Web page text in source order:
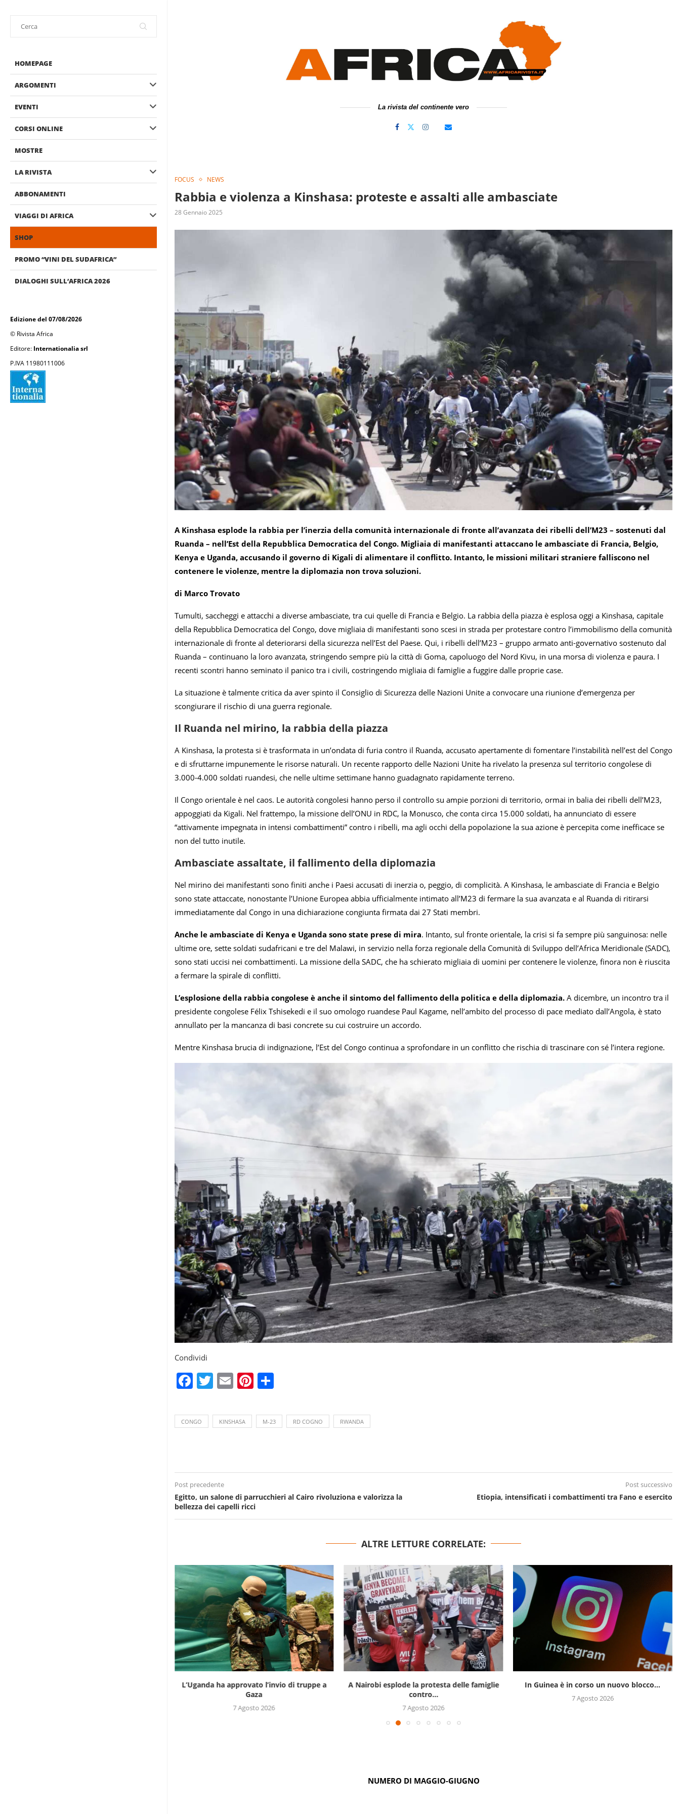
HOMEPAGE
ARGOMENTI
EVENTI
CORSI ONLINE
MOSTRE
LA RIVISTA
ABBONAMENTI
VIAGGI DI AFRICA
SHOP
PROMO “VINI DEL SUDAFRICA”
DIALOGHI SULL’AFRICA 2026
Edizione del 07/08/2026
© Rivista Africa
Editore: Internationalia srl
P.IVA 11980111006
La rivista del continente vero
FOCUS NEWS
Rabbia e violenza a Kinshasa: proteste e assalti alle ambasciate
28 Gennaio 2025
A Kinshasa esplode la rabbia per l’inerzia della comunità internazionale di fronte all’avanzata dei ribelli dell’M23 – sostenuti dal
Ruanda – nell’Est della Repubblica Democratica del Congo. Migliaia di manifestanti attaccano le ambasciate di Francia, Belgio,
Kenya e Uganda, accusando il governo di Kigali di alimentare il conflitto. Intanto, le missioni militari straniere falliscono nel
contenere le violenze, mentre la diplomazia non trova soluzioni.
di Marco Trovato
Tumulti, saccheggi e attacchi a diverse ambasciate, tra cui quelle di Francia e Belgio. La rabbia della piazza è esplosa oggi a Kinshasa, capitale
della Repubblica Democratica del Congo, dove migliaia di manifestanti sono scesi in strada per protestare contro l’immobilismo della comunità
internazionale di fronte al deteriorarsi della sicurezza nell’Est del Paese. Qui, i ribelli dell’M23 – gruppo armato anti-governativo sostenuto dal
Ruanda – continuano la loro avanzata, stringendo sempre più la città di Goma, capoluogo del Nord Kivu, in una morsa di violenza e paura. I
recenti scontri hanno seminato il panico tra i civili, costringendo migliaia di famiglie a fuggire dalle proprie case.
La situazione è talmente critica da aver spinto il Consiglio di Sicurezza delle Nazioni Unite a convocare una riunione d’emergenza per
scongiurare il rischio di una guerra regionale.
Il Ruanda nel mirino, la rabbia della piazza
A Kinshasa, la protesta si è trasformata in un’ondata di furia contro il Ruanda, accusato apertamente di fomentare l’instabilità nell’est del Congo
e di sfruttarne impunemente le risorse naturali. Un recente rapporto delle Nazioni Unite ha rivelato la presenza sul territorio congolese di
3.000-4.000 soldati ruandesi, che nelle ultime settimane hanno guadagnato rapidamente terreno.
Il Congo orientale è nel caos. Le autorità congolesi hanno perso il controllo su ampie porzioni di territorio, ormai in balia dei ribelli dell’M23,
appoggiati da Kigali. Nel frattempo, la missione dell’ONU in RDC, la Monusco, che conta circa 15.000 soldati, ha annunciato di essere
“attivamente impegnata in intensi combattimenti” contro i ribelli, ma agli occhi della popolazione la sua azione è percepita come inefficace se
non del tutto inutile.
Ambasciate assaltate, il fallimento della diplomazia
Nel mirino dei manifestanti sono finiti anche i Paesi accusati di inerzia o, peggio, di complicità. A Kinshasa, le ambasciate di Francia e Belgio
sono state attaccate, nonostante l’Unione Europea abbia ufficialmente intimato all’M23 di fermare la sua avanzata e al Ruanda di ritirarsi
immediatamente dal Congo in una dichiarazione congiunta firmata dai 27 Stati membri.
Anche le ambasciate di Kenya e Uganda sono state prese di mira. Intanto, sul fronte orientale, la crisi si fa sempre più sanguinosa: nelle
ultime ore, sette soldati sudafricani e tre del Malawi, in servizio nella forza regionale della Comunità di Sviluppo dell’Africa Meridionale (SADC),
sono stati uccisi nei combattimenti. La missione della SADC, che ha schierato migliaia di uomini per contenere le violenze, finora non è riuscita
a fermare la spirale di conflitti.
L’esplosione della rabbia congolese è anche il sintomo del fallimento della politica e della diplomazia. A dicembre, un incontro tra il
presidente congolese Félix Tshisekedi e il suo omologo ruandese Paul Kagame, nell’ambito del processo di pace mediato dall’Angola, è stato
annullato per la mancanza di basi concrete su cui costruire un accordo.
Mentre Kinshasa brucia di indignazione, l’Est del Congo continua a sprofondare in un conflitto che rischia di trascinare con sé l’intera regione.
Condividi
Facebook
Twitter
EmailPinterest
CONGO KINSHASA M-23 RD COGNO RWANDA
Post precedente
Egitto, un salone di parrucchieri al Cairo rivoluziona e valorizza la
bellezza dei capelli ricci
Post successivo
Etiopia, intensificati i combattimenti tra Fano e esercito
ALTRE LETTURE CORRELATE:
L’Uganda ha approvato l’invio di truppe a
Gaza
7 Agosto 2026
A Nairobi esplode la protesta delle famiglie
contro...
7 Agosto 2026
In Guinea è in corso un nuovo blocco...
7 Agosto 2026
NUMERO DI MAGGIO-GIUGNO